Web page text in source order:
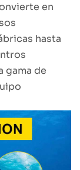
en
hasta
gama de